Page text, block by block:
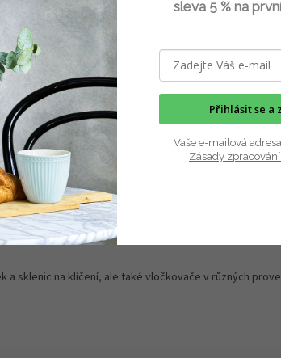
stojánek.
teplotu je určená na
sklenic na klíčení, ale také vločkovače v různých
sleva 5 % na
Přihlásit se a
Vaše e-mailová
Zásady